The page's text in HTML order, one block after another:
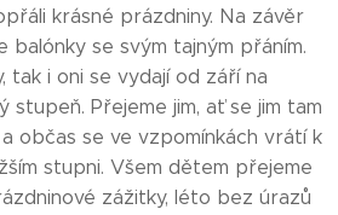
krásné prázdniny. Na závěr
balónky se svým tajným přáním.
tak i oni se vydají od září na
stupeň. Přejeme jim, ať se jim tam
občas se ve vzpomínkách vrátí k
stupni. Všem dětem přejeme
zážitky, léto bez úrazů